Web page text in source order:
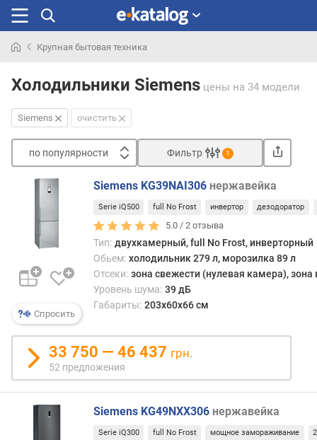
раньше
Крупная бытовая техника
Холодильники Siemens цены на 34 модели
Siemens очистить
по популярности
о
п
о
у
л
р
н
с
Фильтр 1
Спросить
Siemens KG39NAI306 нержавейка
Serie iQ500 full No Frost инвертор дезодоратор
5.0 /2 отзыва
Тип: двухкамерный, full No Frost, инверторный
Обьем: холодильник 279 л, морозилка 89 л
Отсеки: зона свежести (нулевая камера),
Уровень шума: 39 дБ
Габариты: 203x60x66 см
33 750 — 46 437 грн.
52 предложения
Siemens KG49NXX306 нержавейка
Serie iQ300 full No Frost мощное замораживание